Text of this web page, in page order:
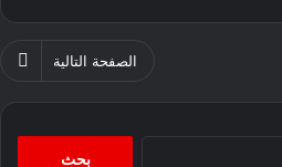
الصفحة التالية